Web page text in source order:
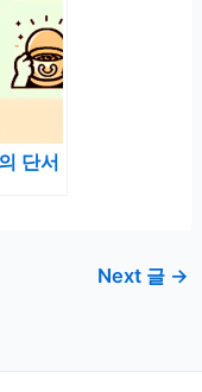
단서
Next 글 →